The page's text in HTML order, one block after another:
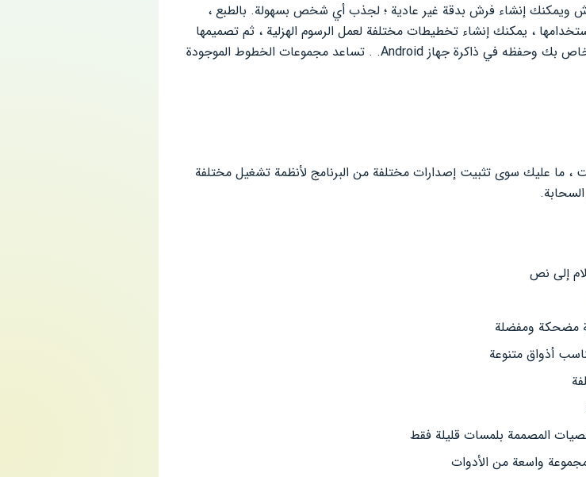
100 نوع مختلف من الفرش ويمكنك إنشاء فرش بدقة غير عادية ؛ لجذب أي شخص بسهولة. بالطبع ،
، يمكنك إنشاء تخطيطات مختلفة لعمل الرسوم الهزلية ، ثم تصميمها
وتمييزها ، وفي وقت قصير جدًا ، قم بإنشاء كتاب فكاهي خاص بك وحفظه في ذاكرة جهاز Android. . تساعد مجموعات الخطوط الموجودة
، ما عليك سوى تثبيت إصدارات مختلفة من البرنامج لأنظمة تشغيل مختلفة
إلى نص
مضحكة ومفضلة
أذواق متنوعة
المصممة بلمسات قليلة فقط
واسعة من الأدوات